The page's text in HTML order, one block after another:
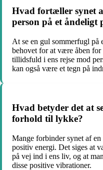
Hvad fortæller synet
person på et åndeligt
At se en gul sommerfugl på
behovet for at være åben
tillidsfuld i ens rejse mod
kan også være et tegn på
Hvad betyder det at
forhold til lykke?
Mange forbinder synet af
positiv energi. Det siges at
på vej ind i ens liv, og at
disse positive vibrationer.